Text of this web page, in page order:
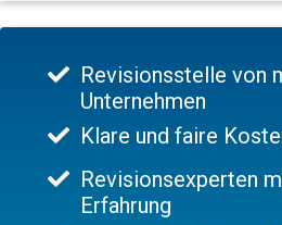
Revisionsstelle von
Unternehmen
Klare und faire
Revisionsexperten
Erfahrung